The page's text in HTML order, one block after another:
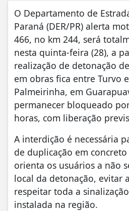
O Departamento de
Paraná (DER/PR) alerta
466, no km 244, será
nesta quinta-feira (28), a
realização de detonação
em obras fica entre Turvo
Palmeirinha, em
permanecer bloqueado
horas, com liberação
A interdição é necessária
de duplicação em
orienta os usuários a não
local da detonação, evitar
respeitar toda a
instalada na região.